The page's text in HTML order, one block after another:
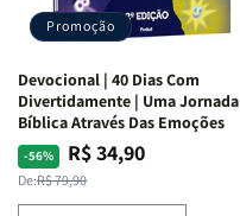
Promoção
Devocional | 40 Dias Com
Divertidamente | Uma Jornada
Bíblica Através Das Emoções
-56%
Preço
normal
De:R$ 79,90
Preço
promocional
R$ 34,90